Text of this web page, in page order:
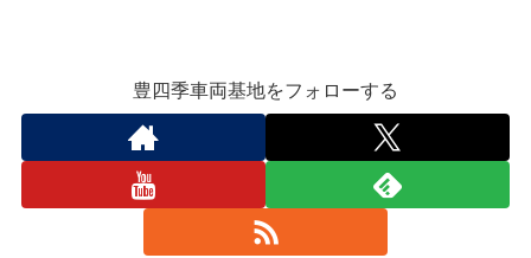
豊四季車両基地をフォローする